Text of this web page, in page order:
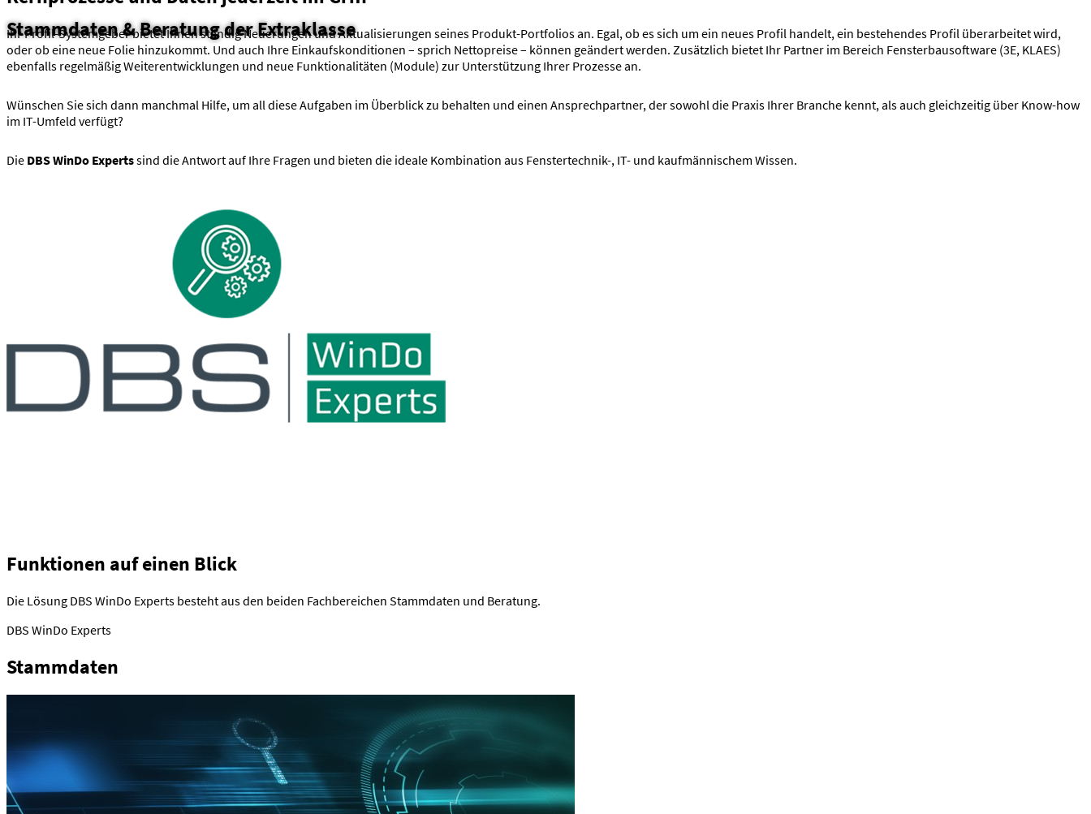
Stammdaten & Beratung der Extraklasse
Ihr Profil-Systemgeber bietet Ihnen ständig Neuerungen und Aktualisierungen seines Produkt-Portfolios an. Egal, ob es sich um ein neues Profil handelt, ein bestehendes Profil überarbeitet wird,
oder ob eine neue Folie hinzukommt. Und auch Ihre Einkaufskonditionen – sprich Nettopreise – können geändert werden. Zusätzlich bietet Ihr Partner im Bereich Fensterbausoftware (3E, KLAES)
ebenfalls regelmäßig Weiterentwicklungen und neue Funktionalitäten (Module) zur Unterstützung Ihrer Prozesse an.
Wünschen Sie sich dann manchmal Hilfe, um all diese Aufgaben im Überblick zu behalten und einen Ansprechpartner, der sowohl die Praxis Ihrer Branche kennt, als auch gleichzeitig über Know-how
im IT-Umfeld verfügt?
Die DBS WinDo Expertssind die Antwort auf Ihre Fragen und bieten die ideale Kombination aus Fenstertechnik-, IT- und kaufmännischem Wissen.
Funktionen auf einen Blick
Die Lösung DBS WinDo Experts besteht aus den beiden Fachbereichen Stammdaten und Beratung.
DBS WinDo Experts
Stammdaten